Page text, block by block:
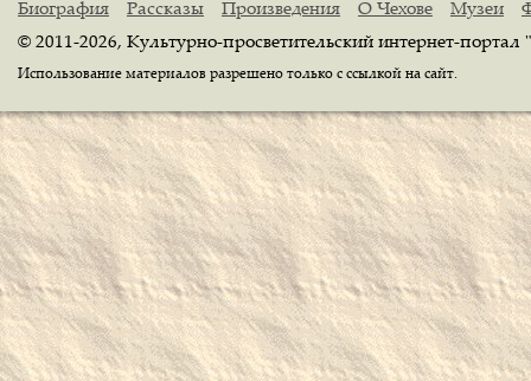
Биография Рассказы Произведения О Чехове Музеи
© 2011-2026, Культурно-просветительский интернет-
Использование материалов разрешено только с ссылкой на сайт.